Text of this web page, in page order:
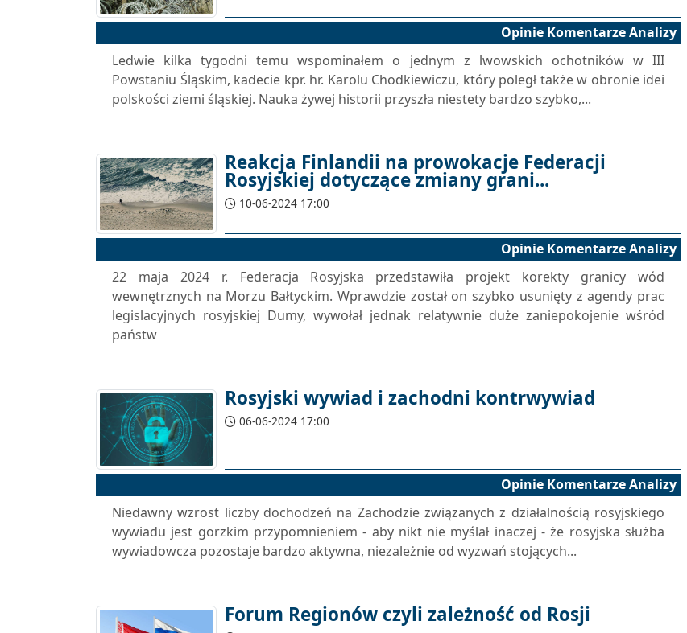
Opinie Komentarze Analizy
Ledwie kilka tygodni temu wspominałem o jednym z lwowskich ochotników w III
Powstaniu Śląskim, kadecie kpr. hr. Karolu Chodkiewiczu, który poległ także w obronie idei
polskości ziemi śląskiej. Nauka żywej historii przyszła niestety bardzo szybko,...
Reakcja Finlandii na prowokacje Federacji
Rosyjskiej dotyczące zmiany grani...
10-06-2024 17:00
Opinie Komentarze Analizy
22 maja 2024 r. Federacja Rosyjska przedstawiła projekt korekty granicy wód
wewnętrznych na Morzu Bałtyckim. Wprawdzie został on szybko usunięty z agendy prac
legislacyjnych rosyjskiej Dumy, wywołał jednak relatywnie duże zaniepokojenie wśród
państw
Rosyjski wywiad i zachodni kontrwywiad
06-06-2024 17:00
Opinie Komentarze Analizy
Niedawny wzrost liczby dochodzeń na Zachodzie związanych z działalnością rosyjskiego
wywiadu jest gorzkim przypomnieniem - aby nikt nie myślał inaczej - że rosyjska służba
wywiadowcza pozostaje bardzo aktywna, niezależnie od wyzwań stojących...
Forum Regionów czyli zależność od Rosji